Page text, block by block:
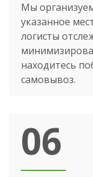
Мы
указанное
логисты
находитесь
самовывоз.
06